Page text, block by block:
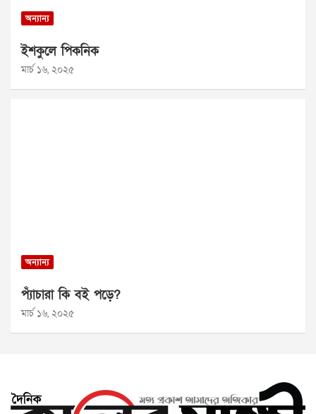
অন্যান্য
ইশকুলে পিকনিক
মার্চ ১৬, ২০২৫
অন্যান্য
প্যাঁচারা কি বই পড়ে?
মার্চ ১৬, ২০২৫